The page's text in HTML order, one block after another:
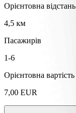
Орієнтовна відстань
4,5 км
Пасажирів
1-6
Орієнтовна вартість
7,00 EUR